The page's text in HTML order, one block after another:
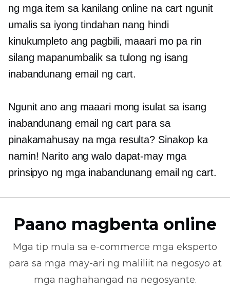
ng mga item sa kanilang online na cart ngunit
umalis sa iyong tindahan nang hindi
kinukumpleto ang pagbili, maaari mo pa rin
silang mapanumbalik sa tulong ng isang
inabandunang email ng cart.
Ngunit ano ang maaari mong isulat sa isang
inabandunang email ng cart para sa
pinakamahusay na mga resulta? Sinakop ka
namin! Narito ang walo dapat-maymga
prinsipyo ng mga inabandunang email ng cart.
Paano magbenta online
Mga tip mula sa e-commerce mga eksperto
para sa mga may-ari ng maliliit na negosyo at
mga naghahangad na negosyante.